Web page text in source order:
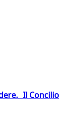
Il Concilio